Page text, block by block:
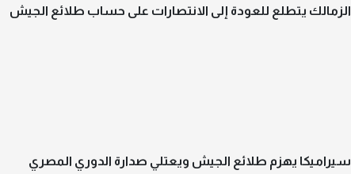
الزمالك يتطلع للعودة إلى الانتصارات على حساب طلائع الجيش
سيراميكا يهزم طلائع الجيش ويعتلي صدارة الدوري المصري